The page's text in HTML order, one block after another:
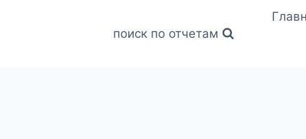
поиск по отчетам